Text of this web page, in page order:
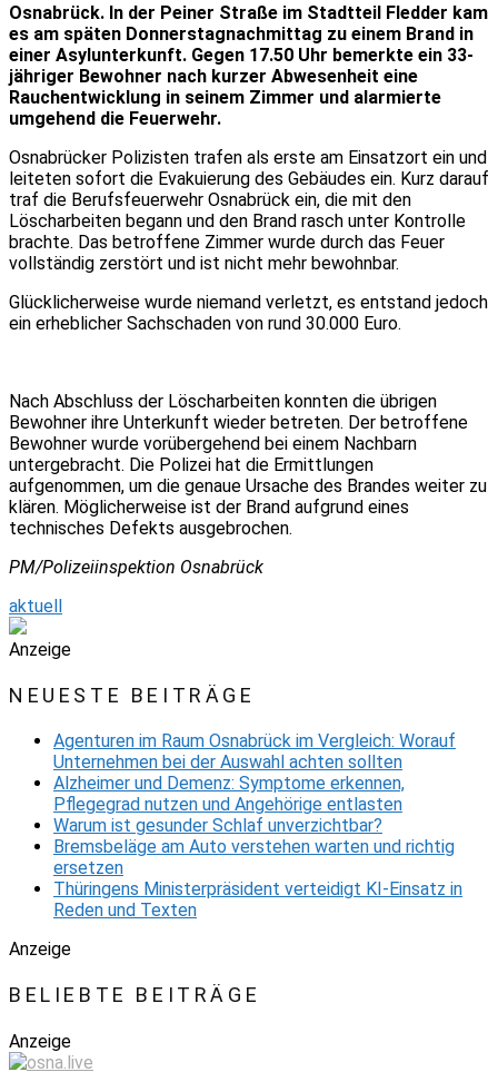
Osnabrück. In der Peiner Straße im Stadtteil Fledder kam
es am späten Donnerstagnachmittag zu einem Brand in
einer Asylunterkunft. Gegen 17.50 Uhr bemerkte ein 33-
jähriger Bewohner nach kurzer Abwesenheit eine
Rauchentwicklung in seinem Zimmer und alarmierte
umgehend die Feuerwehr.
Osnabrücker Polizisten trafen als erste am Einsatzort ein und
leiteten sofort die Evakuierung des Gebäudes ein. Kurz darauf
traf die Berufsfeuerwehr Osnabrück ein, die mit den
Löscharbeiten begann und den Brand rasch unter Kontrolle
brachte. Das betroffene Zimmer wurde durch das Feuer
vollständig zerstört und ist nicht mehr bewohnbar.
Glücklicherweise wurde niemand verletzt, es entstand jedoch
ein erheblicher Sachschaden von rund 30.000 Euro.
Nach Abschluss der Löscharbeiten konnten die übrigen
Bewohner ihre Unterkunft wieder betreten. Der betroffene
Bewohner wurde vorübergehend bei einem Nachbarn
untergebracht. Die Polizei hat die Ermittlungen
aufgenommen, um die genaue Ursache des Brandes weiter zu
klären. Möglicherweise ist der Brand aufgrund eines
technisches Defekts ausgebrochen.
PM/Polizeiinspektion Osnabrück
aktuell
Anzeige
NEUESTE BEITRÄGE
Agenturen im Raum Osnabrück im Vergleich: Worauf
Unternehmen bei der Auswahl achten sollten
Alzheimer und Demenz: Symptome erkennen,
Pflegegrad nutzen und Angehörige entlasten
Warum ist gesunder Schlaf unverzichtbar?
Bremsbeläge am Auto verstehen warten und richtig
ersetzen
Thüringens Ministerpräsident verteidigt KI-Einsatz in
Reden und Texten
Anzeige
BELIEBTE BEITRÄGE
Anzeige